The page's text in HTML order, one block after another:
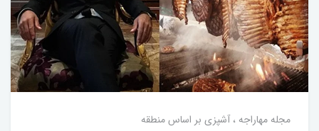
مجله مهاراجه آشپزی بر اساس منطقه